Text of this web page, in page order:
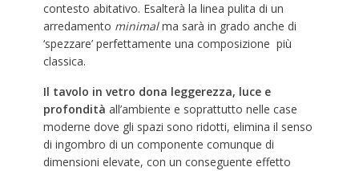
contesto abitativo. Esalterà la linea pulita di un
arredamento minimalma sarà in grado anche di
‘spezzare’ perfettamente una composizione più
classica.
Il tavolo in vetro dona leggerezza, luce e
profondità all’ambiente e soprattutto nelle case
moderne dove gli spazi sono ridotti, elimina il senso
di ingombro di un componente comunque di
dimensioni elevate, con un conseguente effetto